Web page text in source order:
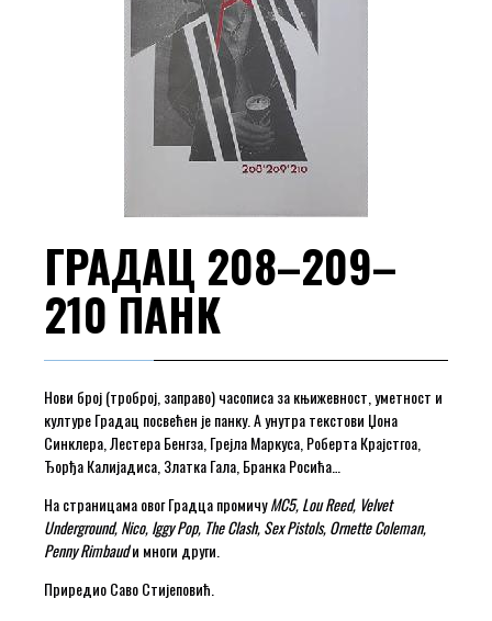
ГРАДАЦ 208–209–
210 ПАНК
Нови број (троброј, заправо) часописа за књижевност, уметност и
културе Градац посвећен је панку. А унутра текстови Џона
Синклера, Лестера Бенгза, Грејла Маркуса, Роберта Крајстгоа,
Ђорђа Калијадиса, Златка Гала, Бранка Росића…
На страницама овог Градца промичуMC5, Lou Reed, Velvet
Underground, Nico, Iggy Pop, The Clash, Sex Pistols, Ornette Coleman,
Penny Rimbaudи многи други.
Приредио Саво Стијеповић.